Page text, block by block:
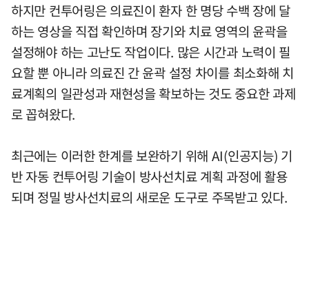
하지만 컨투어링은 의료진이 환자 한 명당 수백 장에 달
하는 영상을 직접 확인하며 장기와 치료 영역의 윤곽을
설정해야 하는 고난도 작업이다. 많은 시간과 노력이 필
요할 뿐 아니라 의료진 간 윤곽 설정 차이를 최소화해 치
료계획의 일관성과 재현성을 확보하는 것도 중요한 과제
로 꼽혀왔다.
최근에는 이러한 한계를 보완하기 위해 AI(인공지능) 기
반 자동 컨투어링 기술이 방사선치료 계획 과정에 활용
되며 정밀 방사선치료의 새로운 도구로 주목받고 있다.